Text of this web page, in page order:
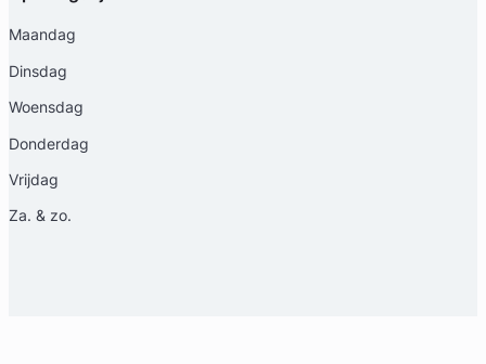
Maandag
Dinsdag
Woensdag
Donderdag
Vrijdag
Za. & zo.